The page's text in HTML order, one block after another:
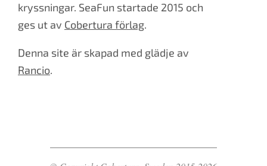
kryssningar. SeaFun startade 2015 och
ges ut av Cobertura förlag.
Denna site är skapad med glädje av
Rancio.